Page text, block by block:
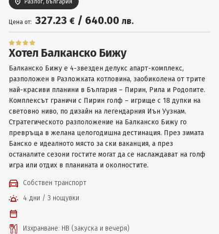
Разлог, България
Цена от: 327.23 € / 640.00 лв.
Хотел Балканско Бижу
Балканско Бижу е 4-звезден делукс апарт-комплекс,
разположен в Разложката котловина, заобиколена от трите
най-красиви планини в България – Пирин, Рила и Родопите.
Комплексът граничи с Пирин голф – игрище с 18 дупки на
световно ниво, по дизайн на легендарния Иън Уузнам.
Стратегическото разположение на Балканско Бижу го
превръща в желана целогодишна дестинация. През зимата
Банско е идеалното място за ски ваканция, а през
останалите сезони гостите могат да се наслаждават на голф
игра или отдих в планината и околностите.
Собствен транспорт
4 дни / 3 нощувки
Изхранване: НВ (закуска и вечеря)